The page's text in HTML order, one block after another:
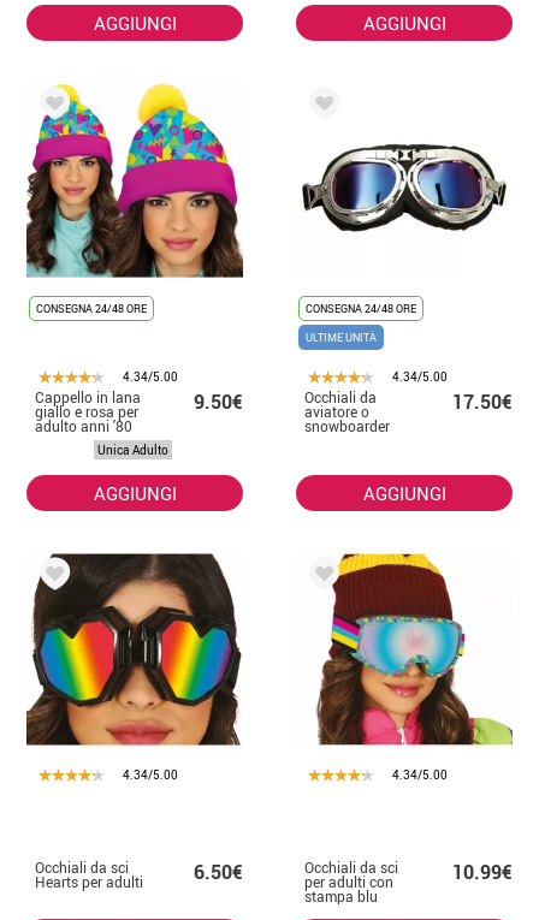
AGGIUNGI AGGIUNGI
CONSEGNA 24/48 ORE
4.34/5.00
Cappello in lana
giallo e rosa per
adulto anni '80
9.50€
Unica Adulto
AGGIUNGI
CONSEGNA 24/48 ORE
ULTIME UNITÀ
4.34/5.00
Occhiali da
aviatore o
snowboarder
17.50€
AGGIUNGI
4.34/5.00
Occhiali da sci
Hearts per adulti 6.50€
4.34/5.00
Occhiali da sci
per adulti con
stampa blu
10.99€